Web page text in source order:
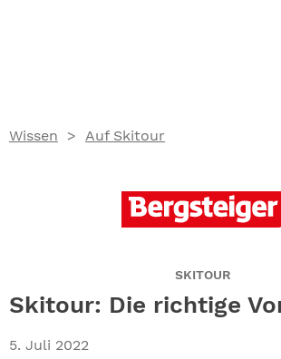
Wissen Auf Skitour
SKITOUR
Skitour: Die richtige
5. Juli 2022
NEWSLETTER
ALLE THEMEN